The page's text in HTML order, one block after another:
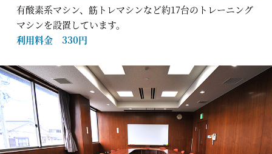
有酸素系マシン、筋トレマシンなど約17台のトレーニング
マシンを設置しています。
利用料金 330円